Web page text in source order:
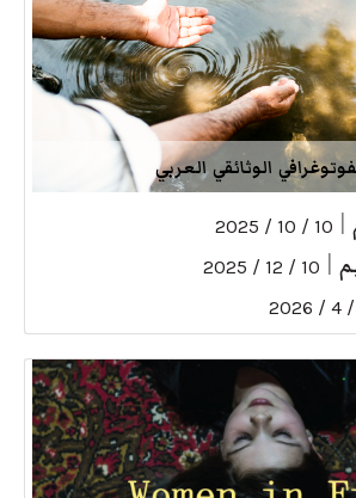
الوثائقي العربي
10 / 10 / 2025
10 / 12 / 2025